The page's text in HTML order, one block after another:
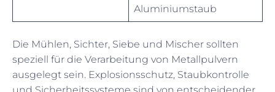
Aluminiumstaub
Die Mühlen, Sichter, Siebe und Mischer sollten
speziell für die Verarbeitung von Metallpulvern
ausgelegt sein. Explosionsschutz, Staubkontrolle